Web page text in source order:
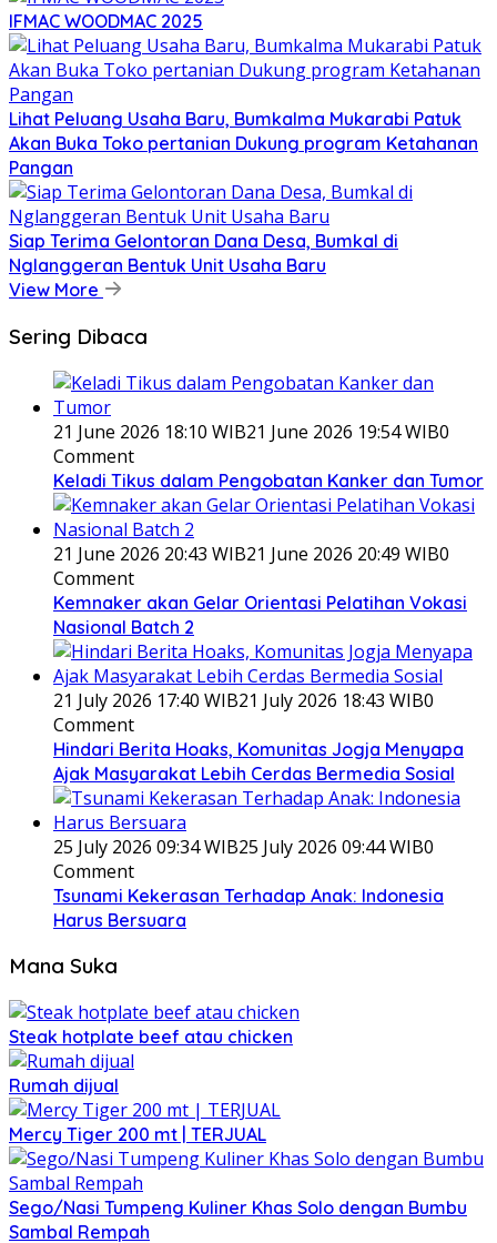
IFMAC WOODMAC 2025
Lihat Peluang Usaha Baru, Bumkalma Mukarabi Patuk
Akan Buka Toko pertanian Dukung program Ketahanan
Pangan
Siap Terima Gelontoran Dana Desa, Bumkal di
Nglanggeran Bentuk Unit Usaha Baru
View More
Sering Dibaca
21 June 2026 18:10 WIB21 June 2026 19:54 WIB0
Comment
Keladi Tikus dalam Pengobatan Kanker dan Tumor
21 June 2026 20:43 WIB21 June 2026 20:49 WIB0
Comment
Kemnaker akan Gelar Orientasi Pelatihan Vokasi
Nasional Batch 2
21 July 2026 17:40 WIB21 July 2026 18:43 WIB0
Comment
Hindari Berita Hoaks, Komunitas Jogja Menyapa
Ajak Masyarakat Lebih Cerdas Bermedia Sosial
25 July 2026 09:34 WIB25 July 2026 09:44 WIB0
Comment
Tsunami Kekerasan Terhadap Anak: Indonesia
Harus Bersuara
Mana Suka
Steak hotplate beef atau chicken
Rumah dijual
Mercy Tiger 200 mt | TERJUAL
Sego/Nasi Tumpeng Kuliner Khas Solo dengan Bumbu
Sambal Rempah